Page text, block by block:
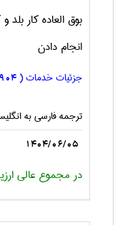
بوق العاده کار
انجام دادن
جزئیات خدمات (
ترجمه فارسی به
1404/06/05
در مجموع عالی